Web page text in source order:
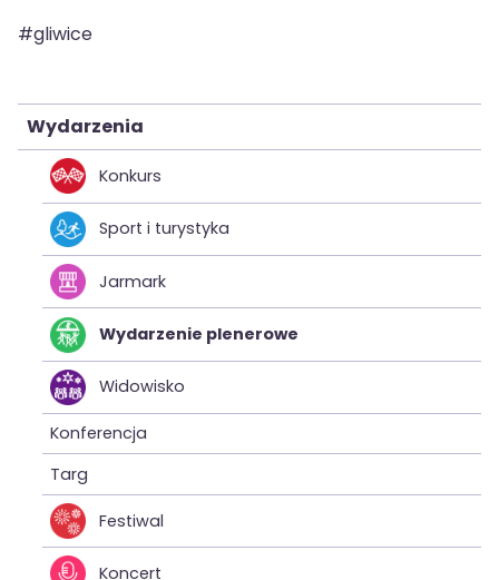
#gliwice
Wydarzenia
Konkurs
Sport i turystyka
Jarmark
Wydarzenie plenerowe
Widowisko
Konferencja
Targ
Festiwal
Koncert